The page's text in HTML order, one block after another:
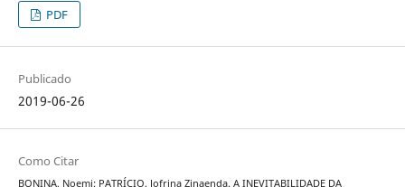
PDF
Publicado
2019-06-26
Como Citar
BONINA, Noemi; PATRÍCIO, Jofrina Zinaenda. A INEVITABILIDADE DA